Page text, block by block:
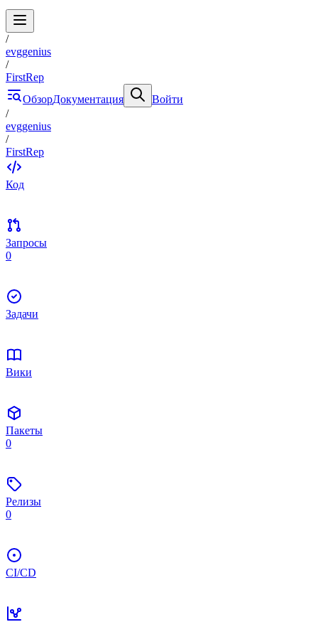
/
evggenius
/
FirstRep
ОбзорДокументация
Войти
/
evggenius
/
FirstRep
Код
Запросы
0
Задачи
Вики
Пакеты
0
Релизы
0
CI/CD